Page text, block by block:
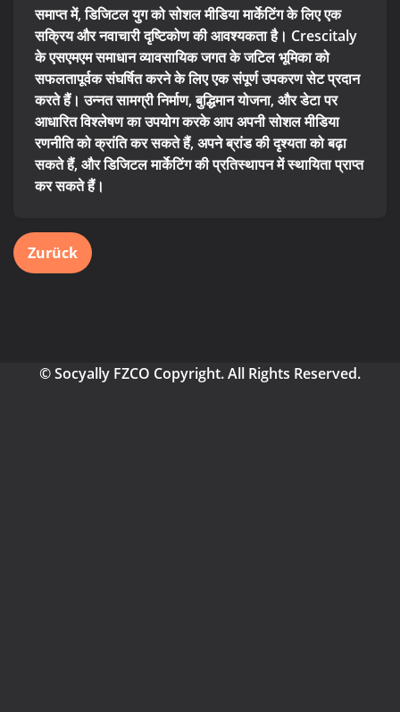
समाप्त में, डिजिटल युग को सोशल मीडिया मार्केटिंग के लिए एक
सक्रिय और नवाचारी दृष्टिकोण की आवश्यकता है। Crescitaly
के एसएमएम समाधान व्यावसायिक जगत के जटिल भूमिका को
सफलतापूर्वक संघर्षित करने के लिए एक संपूर्ण उपकरण सेट प्रदान
करते हैं। उन्नत सामग्री निर्माण, बुद्धिमान योजना, और डेटा पर
आधारित विश्लेषण का उपयोग करके आप अपनी सोशल मीडिया
रणनीति को क्रांति कर सकते हैं, अपने ब्रांड की दृश्यता को बढ़ा
सकते हैं, और डिजिटल मार्केटिंग की प्रतिस्थापन में स्थायिता प्राप्त
कर सकते हैं।
Zurück
© Socyally FZCO Copyright. All Rights Reserved.